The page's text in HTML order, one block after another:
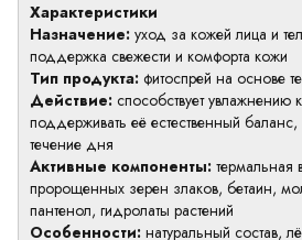
Характеристики
Назначение: уход за кожей лица и
поддержка свежести и комфорта кожи
Тип продукта: фитоспрей на основе
Действие: способствует увлажнению
поддерживать её естественный баланс,
течение дня
Активные компоненты: термальная
пророщенных зерен злаков, бетаин,
пантенол, гидролаты растений
Особенности: натуральный состав,